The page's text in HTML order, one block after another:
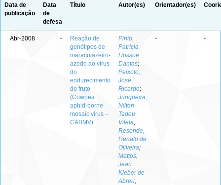
Data de
publicação
Data
de
defesa
Título Autor(es) Orientador(es)
Abr-2008 -
Reação de
genótipos de
maracujazeiro-
azedo ao vírus
do
endurecimento
do fruto
(Cowpea
aphid-borne
mosaic virus –
CABMV)
Pinto,
Patrícia
Hossoe
Dantas;
Peixoto,
José
Ricardo;
Junqueira,
Nilton
Tadeu
Vilela;
Resende,
Renato de
Oliveira;
Mattos,
Jean
Kleber de
Abreu;
- -